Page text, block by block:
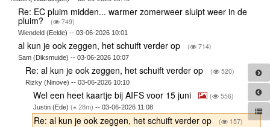
Re: EC pluim midden... warmer zomerweer sluipt weer in de
pluim? ( 749)
Wiendeld (Eelde) -- 03-06-2026 10:01
al kun je ook zeggen, het schuift verder op ( 714)
Sam (Diksmuide) -- 03-06-2026 10:07
Re: al kun je ook zeggen, het schuift verder op ( 520)
Rizky (Ninove) -- 03-06-2026 10:10
Wel een heet kaartje bij AIFS voor 15 juni ( 556)
Justin (Ede) ( 28m) -- 03-06-2026 11:08
Re: al kun je ook zeggen, het schuift verder op ( 157)